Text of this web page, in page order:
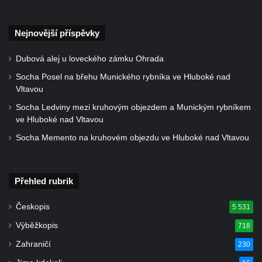
Centrální kříž bývalého hřbitova u kostela
nad Nisou
Misijní kříž na kostele svatého Václava v
Rychnově u Jablonce nad Nisou
Kříž u domu čp. 23 v Pulečném
zámku v Teplicích nad Metují
nad Metují
Kříž před kostelem Panny Marie Pomocné v
Teplicích nad Metují
Nejnovější příspěvky
Dubová alej u loveckého zámku Ohrada
Socha Posel na břehu Munického rybníka ve Hluboké nad
Vltavou
Socha Ledviny mezi kruhovým objezdem a Munickým rybníkem
ve Hluboké nad Vltavou
Socha Memento na kruhovém objezdu ve Hluboké nad Vltavou
Přehled rubrik
Českopis 5 531
Výběžkopis 718
Zahraničí 230